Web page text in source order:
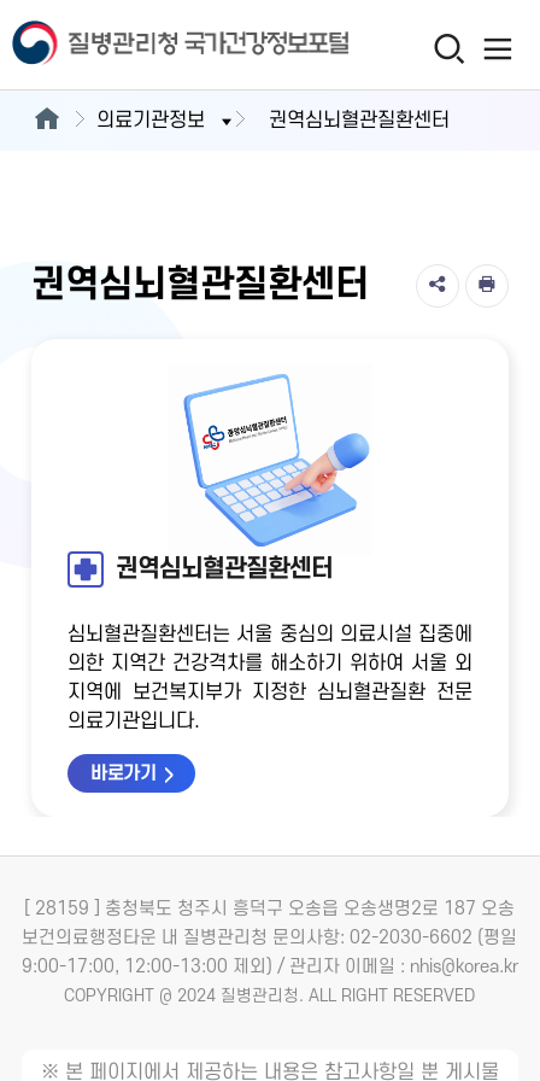
의료기관정보 권역심뇌혈관질환센터
권역심뇌혈관질환센터
권역심뇌혈관질환센터
심뇌혈관질환센터는 서울 중심의 의료시설 집중에
의한 지역간 건강격차를 해소하기 위하여 서울 외
지역에 보건복지부가 지정한 심뇌혈관질환 전문
의료기관입니다.
바로가기
[ 28159 ] 충청북도 청주시 흥덕구 오송읍 오송생명2로 187 오송
보건의료행정타운 내 질병관리청 문의사항: 02-2030-6602 (평일
9:00-17:00, 12:00-13:00 제외) / 관리자 이메일 : nhis@korea.kr
COPYRIGHT @ 2024 질병관리청. ALL RIGHT RESERVED
※ 본 페이지에서 제공하는 내용은 참고사항일 뿐 게시물